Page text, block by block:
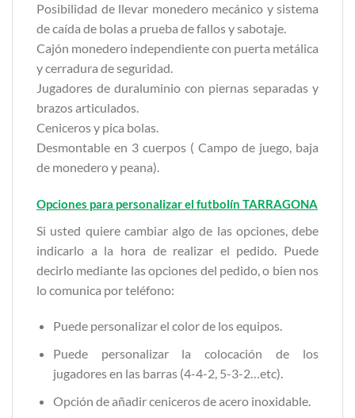
Posibilidad de llevar monedero mecánico y sistema
de caída de bolas a prueba de fallos y sabotaje.
Cajón monedero independiente con puerta metálica
y cerradura de seguridad.
Jugadores de duraluminio con piernas separadas y
brazos articulados.
Ceniceros y pica bolas.
Desmontable en 3 cuerpos ( Campo de juego, baja
de monedero y peana).
Opciones para personalizar el futbolín TARRAGONA
Si usted quiere cambiar algo de las opciones, debe
indicarlo a la hora de realizar el pedido. Puede
decirlo mediante las opciones del pedido, o bien nos
lo comunica por teléfono:
Puede personalizar el color de los equipos.
Puede personalizar la colocación de los
jugadores en las barras (4-4-2, 5-3-2…etc).
Opción de añadir ceniceros de acero inoxidable.